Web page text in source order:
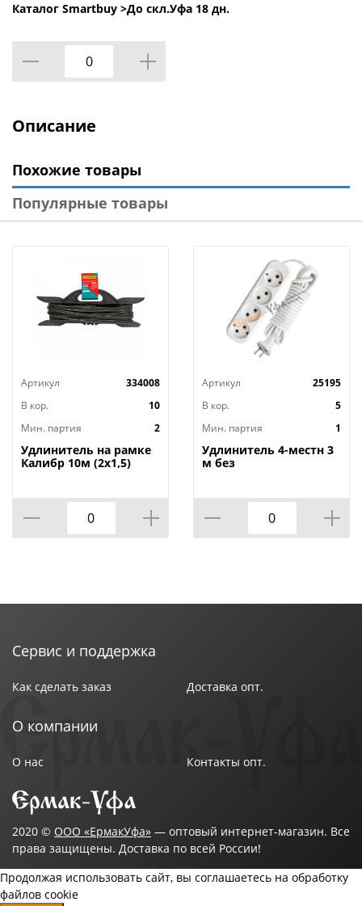
Каталог Smartbuy >До скл.Уфа 18 дн.
Описание
Похожие товары
Популярные товары
Артикул
334008
В кор.
10
Мин. партия
2
Удлинитель на рамке
Калибр 10м (2х1,5)
Артикул
25195
В кор.
5
Мин. партия
1
Удлинитель 4-местн 3
м без
1/40
Сервис и поддержка
Как сделать заказ Доставка опт.
О компании
О нас Контакты опт.
2020 © ООО «ЕрмакУфа» — оптовый интернет-магазин. Все
права защищены. Доставка по всей России!
Продолжая использовать сайт, вы соглашаетесь на обработку
файлов cookie